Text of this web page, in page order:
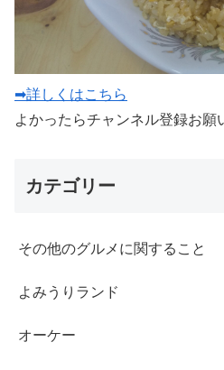
➡詳しくはこちら
よかったらチャンネル登録お願
カテゴリー
その他のグルメに関すること
よみうりランド
オーケー